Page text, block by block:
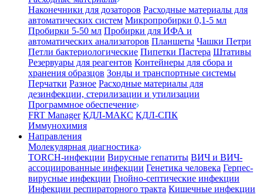
Наконечники для дозаторов Расходные материалы для
автоматических систем Микропробирки 0,1-5 мл
Пробирки 5-50 мл Пробирки для ИФА и
автоматических анализаторов Планшеты Чашки Петри
Петли бактериологические Пипетки Пастера Штативы
Резервуары для реагентов Контейнеры для сбора и
хранения образцов Зонды и транспортные системы
Перчатки Разное Расходные материалы для
дезинфекции, стерилизации и утилизации
Программное обеспечение
FRT Manager КДЛ-МАКС КДЛ-СПК
Иммунохимия
Направления
Молекулярная диагностика
TORCH-инфекции Вирусные гепатиты ВИЧ и ВИЧ-
ассоциированные инфекции Генетика человека Герпес-
вирусные инфекции Гнойно-септические инфекции
Инфекции респираторного тракта Кишечные инфекции